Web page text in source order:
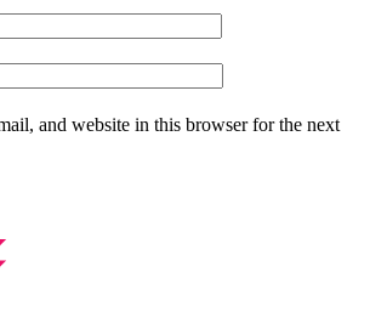
and website in this browser for the next